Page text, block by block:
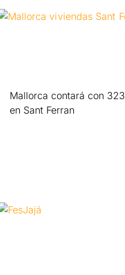
Mallorca contará con
en Sant Ferran